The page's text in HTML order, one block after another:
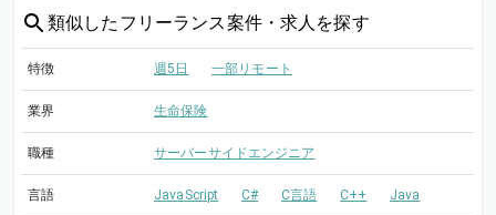
類似した フリーランス案件・求人を探す
特徴 週5日 一部リモート
業界 生命保険
職種 サーバーサイドエンジニア
言語 JavaScript C# C言語 C++ Java